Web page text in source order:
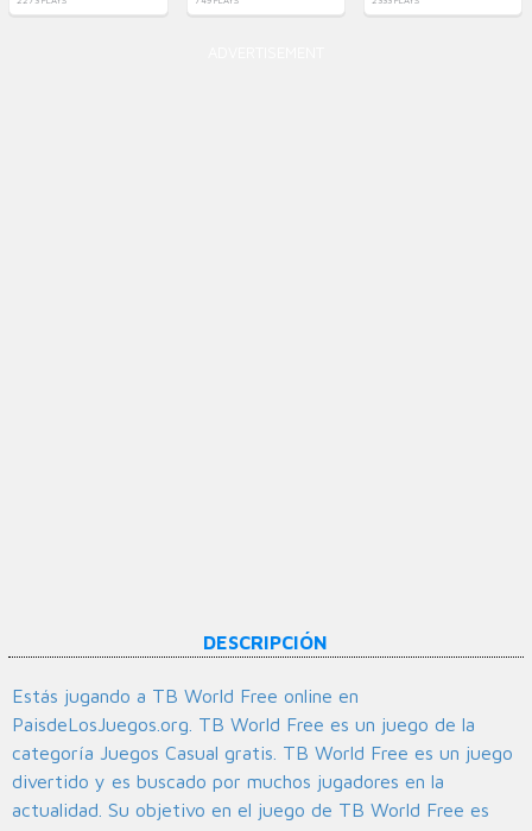
DESCRIPCIÓN
Estás jugando a TB World Free online en
PaisdeLosJuegos.org. TB World Free es un juego de la
categoría Juegos Casual gratis. TB World Free es un juego
divertido y es buscado por muchos jugadores en la
actualidad. Su objetivo en el juego de TB World Free es